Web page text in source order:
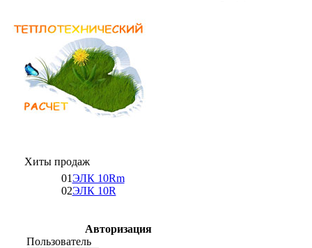
Хиты продаж
01ЭЛК 10Rm
02ЭЛК 10R
Авторизация
Пользователь